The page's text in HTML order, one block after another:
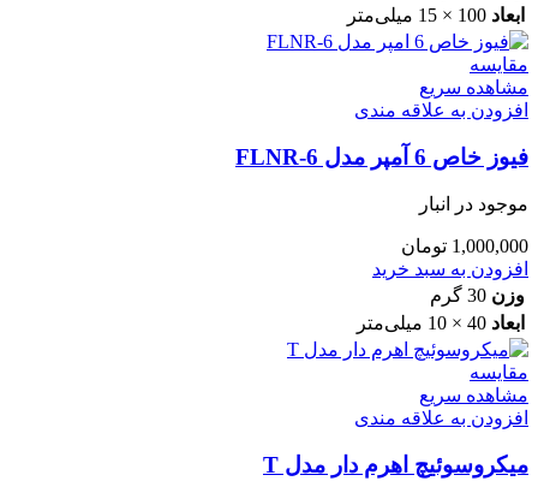
ابعاد 100 × 15 میلی‌متر
مقایسه
مشاهده سریع
افزودن به علاقه مندی
فیوز خاص 6 آمپر مدل FLNR-6
موجود در انبار
1,000,000 تومان
افزودن به سبد خرید
وزن 30 گرم
ابعاد 40 × 10 میلی‌متر
مقایسه
مشاهده سریع
افزودن به علاقه مندی
میکروسوئیچ اهرم دار مدل T